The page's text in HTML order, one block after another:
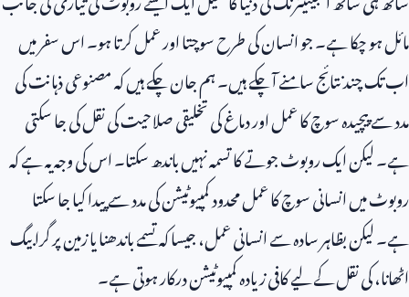
مائل ہو چکا ہے۔ جو انسان کی طرح سوچتا اور عمل کرتا ہو۔ اس سفر میں
اب تک چند نتائج سامنے آ چکے ہیں۔ ہم جان چکے ہیں کہ مصنوعی ذہانت کی
مدد سے پیچیدہ سوچ کا عمل اور دماغ کی تخلیقی صلاحیت کی نقل کی جا سکتی
ہے۔ لیکن ایک روبوٹ جوتے کا تسمہ نہیں باندھ سکتا۔ اس کی وجہ یہ ہے کہ
روبوٹ میں انسانی سوچ کا عمل محدود کمپیوٹیشن کی مدد سے پیدا کیا جا سکتا
ہے۔ لیکن بظاہر سادہ سے انسانی عمل، جیسا کہ تسمے باندھنا یا زمین پر گرا بیگ
اٹھانا، کی نقل کے لیے کافی زیادہ کمپیوٹیشن درکار ہوتی ہے۔